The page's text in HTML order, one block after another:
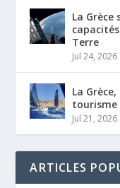
La
Terre
Jul 24, 2026
La
Jul 21, 2026
ARTICLES